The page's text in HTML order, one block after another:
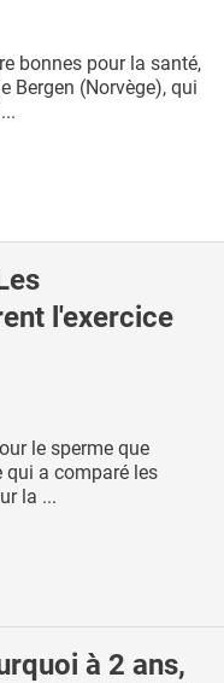
bonnes pour la santé,
Bergen (Norvège), qui
l'exercice
le sperme que
qui a comparé les
la ...
à 2 ans,